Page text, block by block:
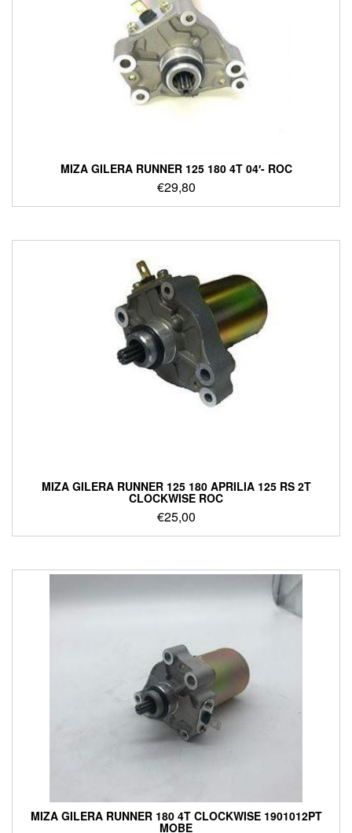
ΜΙΖΑ GILERA RUNNER 125 180 4T 04′- ROC
€29,80
ΜΙΖΑ GILERA RUNNER 125 180 APRILIA 125 RS 2T
CLOCKWISE ROC
€25,00
ΜΙΖΑ GILERA RUNNER 180 4T CLOCKWISE 1901012PT
MOBE